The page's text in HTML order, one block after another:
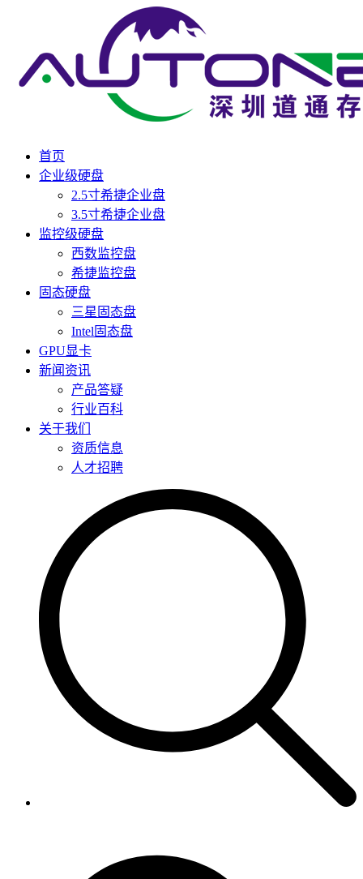
首页
企业级硬盘
2.5寸希捷企业盘
3.5寸希捷企业盘
监控级硬盘
西数监控盘
希捷监控盘
固态硬盘
三星固态盘
Intel固态盘
GPU显卡
新闻资讯
产品答疑
行业百科
关于我们
资质信息
人才招聘